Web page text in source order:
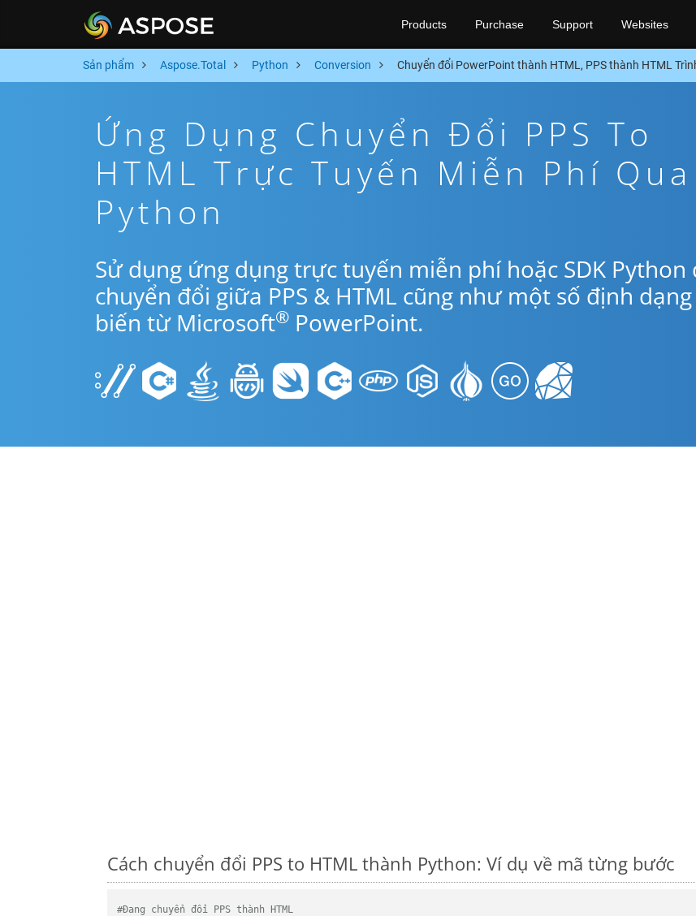
Products Purchase Support Websites
Sản phẩm Aspose.Total Python Conversion Chuyển đổi PowerPoint thành HTML, PPS thành HTML
Ứng Dụng Chuyển Đổi PPS To
HTML Trực Tuyến Miễn Phí Qua
Python
Sử dụng ứng dụng trực tuyến miễn phí hoặc SDK Python
chuyển đổi giữa PPS & HTML cũng như một số định
biến từ Microsoft® PowerPoint.
Cách chuyển đổi PPS to HTML thành Python: Ví dụ về mã từng bước
#Đang chuyển đổi PPS thành HTML